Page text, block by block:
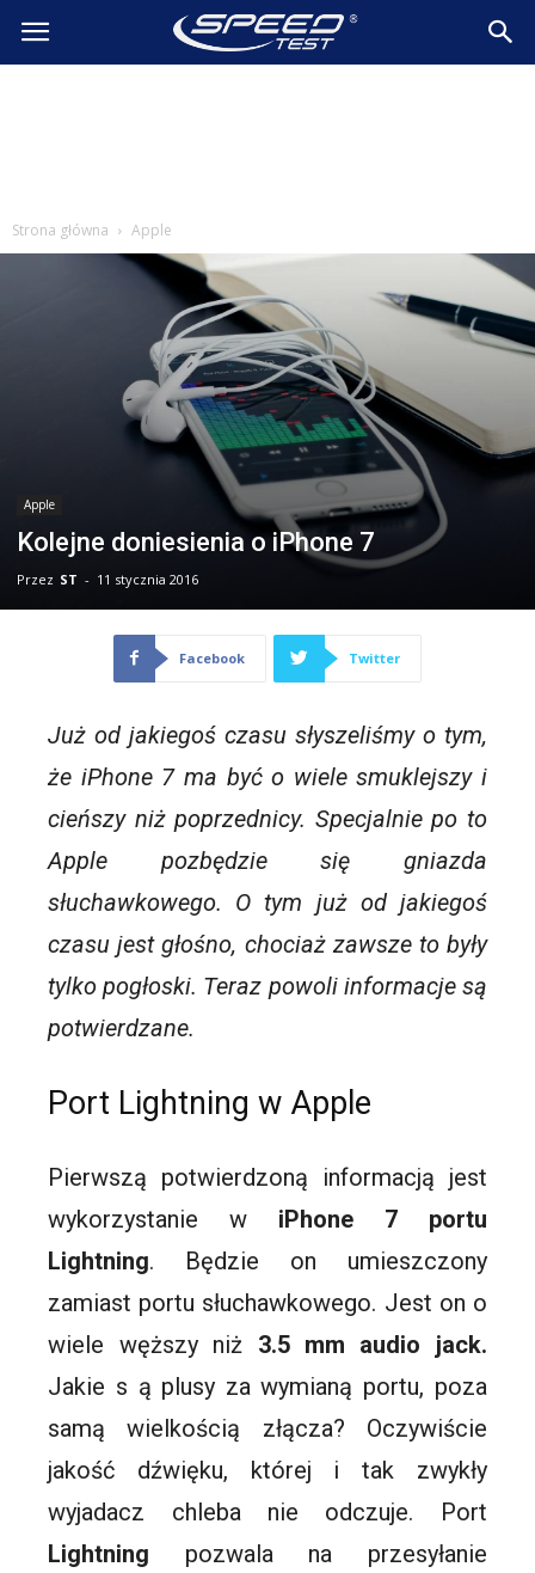
SpeedTest.pl
Strona główna Apple
Apple
Kolejne doniesienia o iPhone 7
Przez ST - 11 stycznia 2016
Facebook Twitter
Już od jakiegoś czasu słyszeliśmy o tym,
że iPhone7 ma być o wiele smuklejszy i
cieńszy niż poprzednicy. Specjalnie po to
Apple pozbędzie się gniazda
słuchawkowego. O tym już od jakiegoś
czasu jest głośno, chociaż zawsze to były
tylko pogłoski. Teraz powoli informacje są
potwierdzane.
Port Lightning w Apple
Pierwszą potwierdzoną informacją jest
wykorzystanie w
iPhone 7 portu
Lightning. Będzie on umieszczony
zamiast portu słuchawkowego. Jest on o
wiele węższy niż 3.5 mm audio jack.
Jakie s ą plusy za wymianą portu, poza
samą wielkością złącza? Oczywiście
jakość dźwięku, której i tak zwykły
wyjadacz chleba nie odczuje. Port
Lightning pozwala na przesyłanie